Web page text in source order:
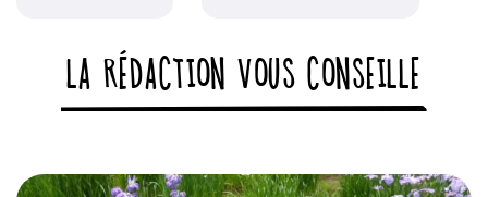
LA RÉDACTION VOUS CONSEILLE